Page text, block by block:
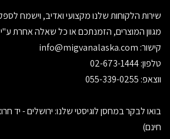
שירות הלקוחות שלנו מקצועי ואדיב, וישמח
מגוון המוצרים, הזמנתכם או כל שאלה אחרת ע"י
קישור:
טלפון: 02-673-1444
ווצאפ: 055-339-0255
חינם)